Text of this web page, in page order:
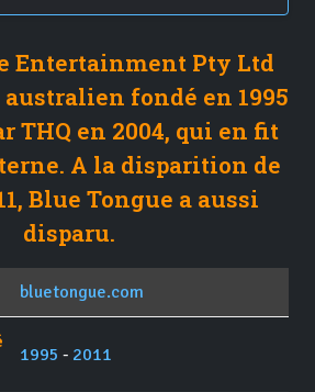
Entertainment Pty Ltd
fondé en 1995
THQ en 2004, qui en fit
A la disparition de
Blue Tongue a aussi
disparu.
bluetongue.com
1995 - 2011